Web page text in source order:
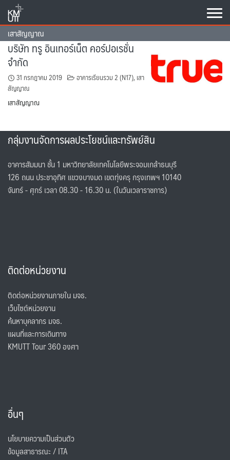
content
เสาสัญญาณ
บริษัท ทรู อินเทอร์เน็ต คอร์ปอเรชั่น
จำกัด
31 กรกฎาคม 2019 อาคารเรียนรวม 2 (N17), เสา
สัญญาณ
เสาสัญญาณ
กลุ่มงานจัดการผลประโยชน์และทรัพย์สิน
อาคารสัมมนา ชั้น 1 มหาวิทยาลัยเทคโนโลยีพระจอมเกล้าธนบุรี
126 ถนน ประชาอุทิศ แขวงบางมด เขตทุ่งครุ กรุงเทพฯ 10140
จันทร์ - ศุกร์ เวลา 08.30 - 16.30 น. (ในวันเวลาราชการ)
ติดต่อหน่วยงาน
ติดต่อหน่วยงานภายใน มจธ.
เว็บไซต์หน่วยงาน
ค้นหาบุคลากร มจธ.
แผนที่และการเดินทาง
KMUTT Tour 360 องศา
อื่นๆ
นโยบายความเป็นส่วนตัว
ข้อมูลสาธารณะ / ITA